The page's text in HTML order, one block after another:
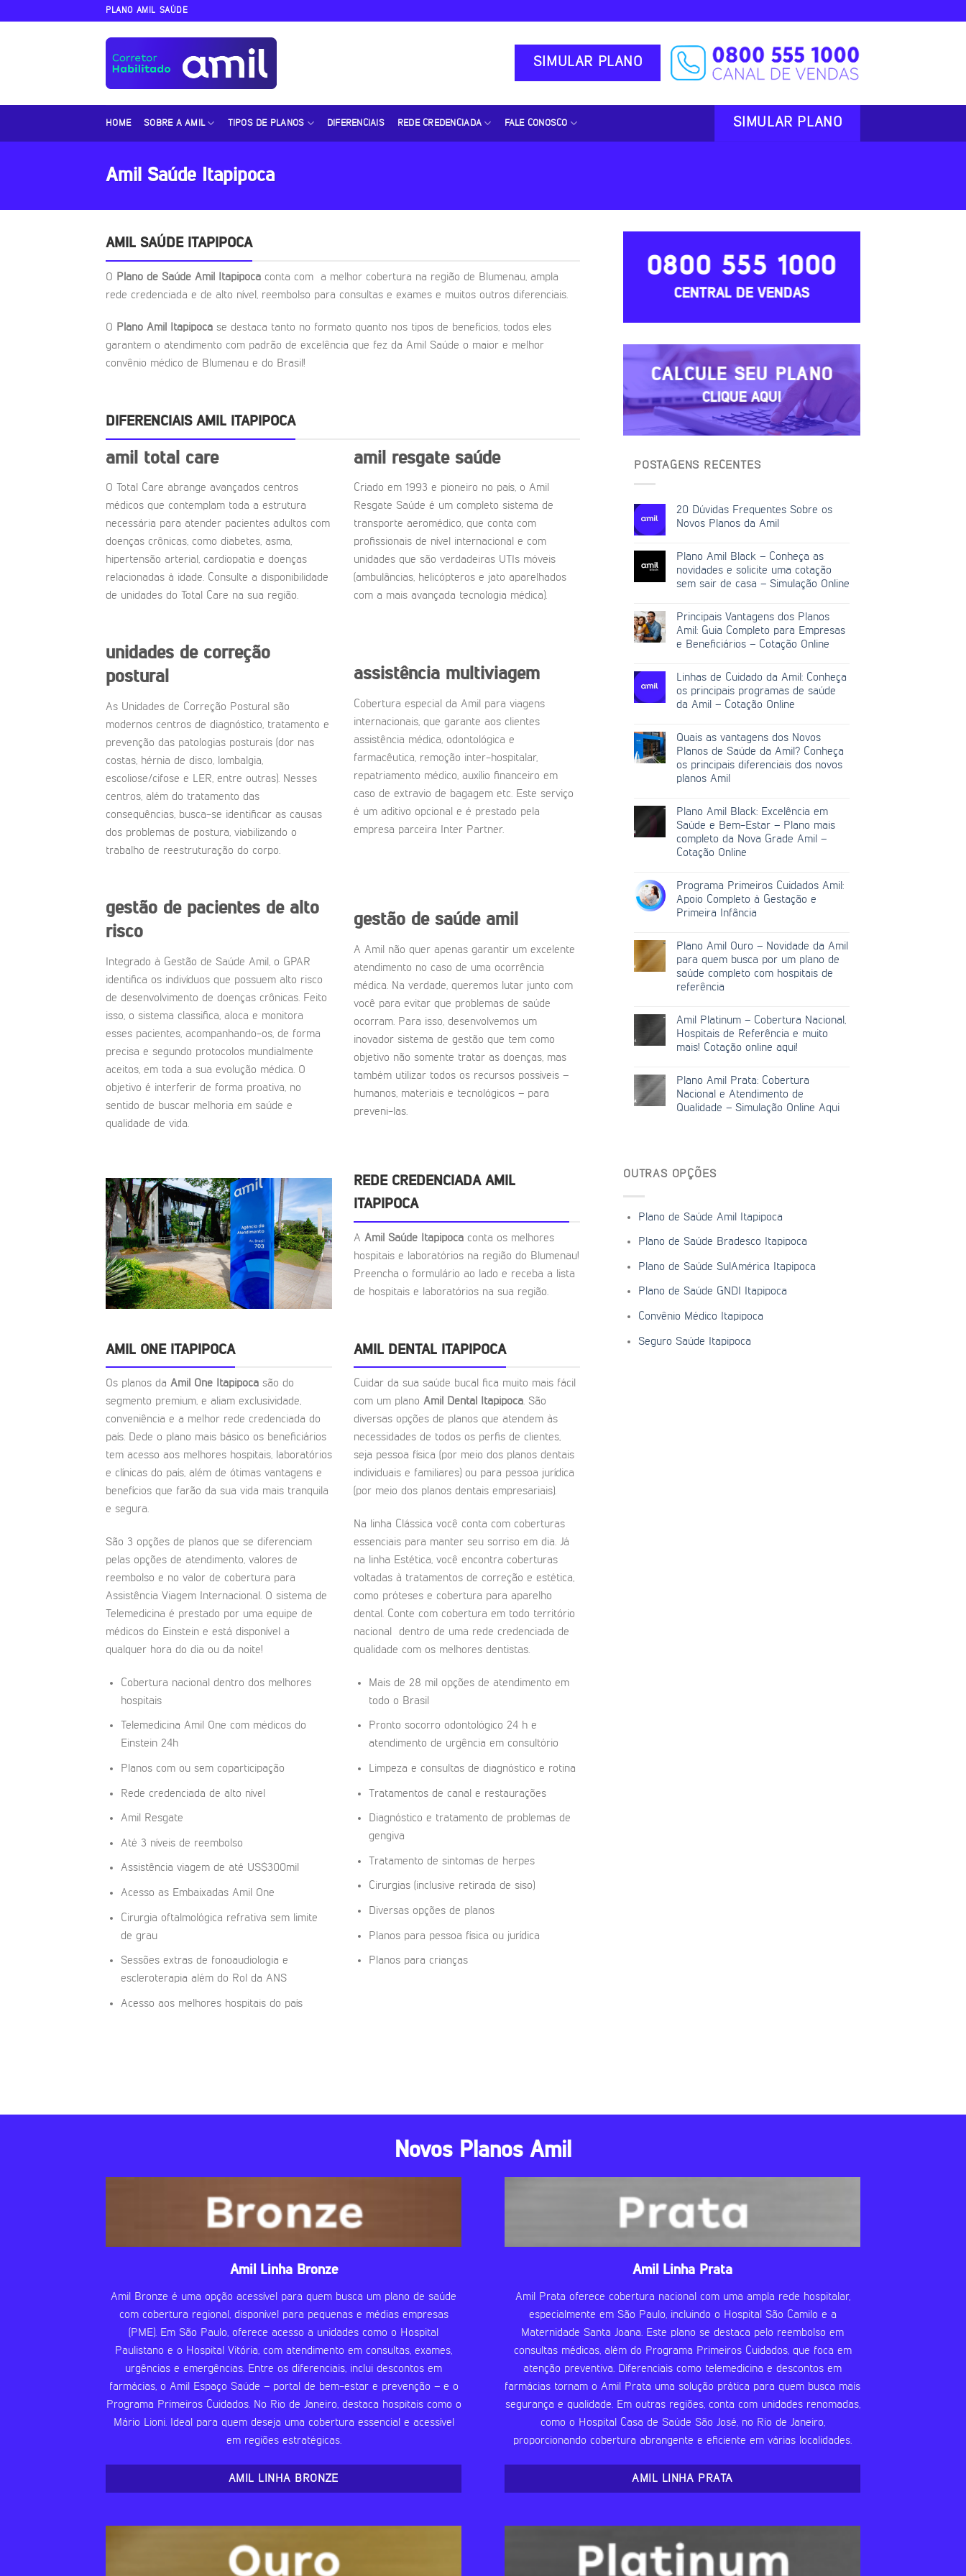
PLANO AMIL SAÚDE
SIMULAR PLANO
HOME SOBRE A AMIL TIPOS DE PLANOS DIFERENCIAIS REDE CREDENCIADA FALE CONOSCO SIMULAR PLANO
Amil Saúde Itapipoca
AMIL SAÚDE ITAPIPOCA
O Plano de Saúde Amil Itapipoca conta com a melhor cobertura na região de Blumenau, ampla
rede credenciada e de alto nível, reembolso para consultas e exames e muitos outros diferenciais.
O Plano Amil Itapipoca se destaca tanto no formato quanto nos tipos de benefícios, todos eles
garantem o atendimento com padrão de excelência que fez da Amil Saúde o maior e melhor
convênio médico de Blumenau e do Brasil!
DIFERENCIAIS AMIL ITAPIPOCA
amil total care
O Total Care abrange avançados centros
médicos que contemplam toda a estrutura
necessária para atender pacientes adultos com
doenças crônicas, como diabetes, asma,
hipertensão arterial, cardiopatia e doenças
relacionadas à idade. Consulte a disponibilidade
de unidades do Total Care na sua região.
amil resgate saúde
Criado em 1993 e pioneiro no país, o Amil
Resgate Saúde é um completo sistema de
transporte aeromédico, que conta com
profissionais de nível internacional e com
unidades que são verdadeiras UTIs móveis
(ambulâncias, helicópteros e jato aparelhados
com a mais avançada tecnologia médica).
unidades de correção
postural
As Unidades de Correção Postural são
modernos centros de diagnóstico, tratamento e
prevenção das patologias posturais (dor nas
costas, hérnia de disco, lombalgia,
escoliose/cifose e LER, entre outras). Nesses
centros, além do tratamento das
consequências, busca-se identificar as causas
dos problemas de postura, viabilizando o
trabalho de reestruturação do corpo.
assistência multiviagem
Cobertura especial da Amil para viagens
internacionais, que garante aos clientes
assistência médica, odontológica e
farmacêutica, remoção inter-hospitalar,
repatriamento médico, auxílio financeiro em
caso de extravio de bagagem etc. Este serviço
é um aditivo opcional e é prestado pela
empresa parceira Inter Partner.
gestão de pacientes de alto
risco
Integrado à Gestão de Saúde Amil, o GPAR
identifica os indivíduos que possuem alto risco
de desenvolvimento de doenças crônicas. Feito
isso, o sistema classifica, aloca e monitora
esses pacientes, acompanhando-os, de forma
precisa e segundo protocolos mundialmente
aceitos, em toda a sua evolução médica. O
objetivo é interferir de forma proativa, no
sentido de buscar melhoria em saúde e
qualidade de vida.
gestão de saúde amil
A Amil não quer apenas garantir um excelente
atendimento no caso de uma ocorrência
médica. Na verdade, queremos lutar junto com
você para evitar que problemas de saúde
ocorram. Para isso, desenvolvemos um
inovador sistema de gestão que tem como
objetivo não somente tratar as doenças, mas
também utilizar todos os recursos possíveis –
humanos, materiais e tecnológicos – para
preveni-las.
REDE CREDENCIADA AMIL
ITAPIPOCA
A Amil Saúde Itapipoca conta os melhores
hospitais e laboratórios na região do Blumenau!
Preencha o formulário ao lado e receba a lista
de hospitais e laboratórios na sua região.
AMIL ONE ITAPIPOCA
Os planos da Amil One Itapipoca são do
segmento premium, e aliam exclusividade,
conveniência e a melhor rede credenciada do
país. Dede o plano mais básico os beneficiários
tem acesso aos melhores hospitais, laboratórios
e clínicas do país, além de ótimas vantagens e
benefícios que farão da sua vida mais tranquila
e segura.
São 3 opções de planos que se diferenciam
pelas opções de atendimento, valores de
reembolso e no valor de cobertura para
Assistência Viagem Internacional. O sistema de
Telemedicina é prestado por uma equipe de
médicos do Einstein e está disponível a
qualquer hora do dia ou da noite!
Cobertura nacional dentro dos melhores
hospitais
Telemedicina Amil One com médicos do
Einstein 24h
Planos com ou sem coparticipação
Rede credenciada de alto nível
Amil Resgate
Até 3 níveis de reembolso
Assistência viagem de até US$300mil
Acesso as Embaixadas Amil One
Cirurgia oftalmológica refrativa sem limite
de grau
Sessões extras de fonoaudiologia e
escleroterapia além do Rol da ANS
Acesso aos melhores hospitais do país
AMIL DENTAL ITAPIPOCA
Cuidar da sua saúde bucal fica muito mais fácil
com um plano Amil Dental Itapipoca. São
diversas opções de planos que atendem às
necessidades de todos os perfis de clientes,
seja pessoa física (por meio dos planos dentais
individuais e familiares) ou para pessoa jurídica
(por meio dos planos dentais empresariais).
Na linha Clássica você conta com coberturas
essenciais para manter seu sorriso em dia. Já
na linha Estética, você encontra coberturas
voltadas à tratamentos de correção e estética,
como próteses e cobertura para aparelho
dental. Conte com cobertura em todo território
nacional dentro de uma rede credenciada de
qualidade com os melhores dentistas.
Mais de 28 mil opções de atendimento em
todo o Brasil
Pronto socorro odontológico 24 h e
atendimento de urgência em consultório
Limpeza e consultas de diagnóstico e rotina
Tratamentos de canal e restaurações
Diagnóstico e tratamento de problemas de
gengiva
Tratamento de sintomas de herpes
Cirurgias (inclusive retirada de siso)
Diversas opções de planos
Planos para pessoa física ou jurídica
Planos para crianças
0800 555 1000
CENTRAL DE VENDAS
CALCULE SEU PLANO
CLIQUE AQUI
POSTAGENS RECENTES
20 Dúvidas Frequentes Sobre os
Novos Planos da Amil
Plano Amil Black – Conheça as
novidades e solicite uma cotação
sem sair de casa – Simulação Online
Principais Vantagens dos Planos
Amil: Guia Completo para Empresas
e Beneficiários – Cotação Online
Linhas de Cuidado da Amil: Conheça
os principais programas de saúde
da Amil – Cotação Online
Quais as vantagens dos Novos
Planos de Saúde da Amil? Conheça
os principais diferenciais dos novos
planos Amil
Plano Amil Black: Excelência em
Saúde e Bem-Estar – Plano mais
completo da Nova Grade Amil –
Cotação Online
Programa Primeiros Cuidados Amil:
Apoio Completo à Gestação e
Primeira Infância
Plano Amil Ouro – Novidade da Amil
para quem busca por um plano de
saúde completo com hospitais de
referência
Amil Platinum – Cobertura Nacional,
Hospitais de Referência e muito
mais! Cotação online aqui!
Plano Amil Prata: Cobertura
Nacional e Atendimento de
Qualidade – Simulação Online Aqui
OUTRAS OPÇÕES
Plano de Saúde Amil Itapipoca
Plano de Saúde Bradesco Itapipoca
Plano de Saúde SulAmérica Itapipoca
Plano de Saúde GNDI Itapipoca
Convênio Médico Itapipoca
Seguro Saúde Itapipoca
Novos Planos Amil
Amil Linha Bronze
Amil Bronze é uma opção acessível para quem busca um plano de saúde
com cobertura regional, disponível para pequenas e médias empresas
(PME). Em São Paulo, oferece acesso a unidades como o Hospital
Paulistano e o Hospital Vitória, com atendimento em consultas, exames,
urgências e emergências. Entre os diferenciais, inclui descontos em
farmácias, o Amil Espaço Saúde – portal de bem-estar e prevenção – e o
Programa Primeiros Cuidados. No Rio de Janeiro, destaca hospitais como o
Mário Lioni. Ideal para quem deseja uma cobertura essencial e acessível
em regiões estratégicas.
AMIL LINHA BRONZE
Amil Linha Prata
Amil Prata oferece cobertura nacional com uma ampla rede hospitalar,
especialmente em São Paulo, incluindo o Hospital São Camilo e a
Maternidade Santa Joana. Este plano se destaca pelo reembolso em
consultas médicas, além do Programa Primeiros Cuidados, que foca em
atenção preventiva. Diferenciais como telemedicina e descontos em
farmácias tornam o Amil Prata uma solução prática para quem busca mais
segurança e qualidade. Em outras regiões, conta com unidades renomadas,
como o Hospital Casa de Saúde São José, no Rio de Janeiro,
proporcionando cobertura abrangente e eficiente em várias localidades.
AMIL LINHA PRATA